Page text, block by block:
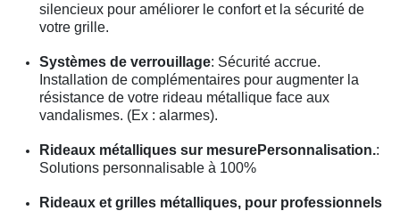
silencieux pour améliorer le confort et la sécurité de
votre grille.
Systèmes de verrouillage: Sécurité accrue.
Installation de complémentaires pour augmenter la
résistance de votre rideau métallique face aux
vandalismes. (Ex : alarmes).
Rideaux métalliques sur mesurePersonnalisation.:
Solutions personnalisable à 100%
Rideaux et grilles métalliques, pour professionnels